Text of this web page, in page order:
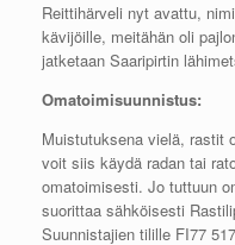
Reittihärveli nyt avattu,
kävijöille, meitähän oli
jatketaan Saaripirtin
Omatoimisuunnistus:
Muistutuksena vielä, rastit
voit siis käydä radan tai
omatoimisesti. Jo tuttuun
suorittaa sähköisesti
Suunnistajien tilille FI77